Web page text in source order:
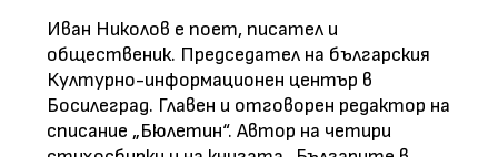
Иван Николов е поет, писател и
общественик. Председател на българския
Културно-информационен център в
Босилеград. Главен и отговорен редактор на
списание „Бюлетин“. Автор на четири